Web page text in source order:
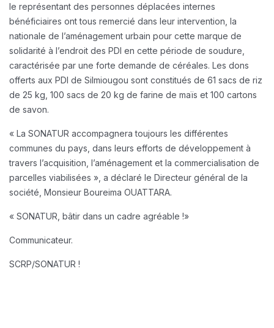
le représentant des personnes déplacées internes
bénéficiaires ont tous remercié dans leur intervention, la
nationale de l’aménagement urbain pour cette marque de
solidarité à l’endroit des PDI en cette période de soudure,
caractérisée par une forte demande de céréales. Les dons
offerts aux PDI de Silmiougou sont constitués de 61 sacs de riz
de 25 kg, 100 sacs de 20 kg de farine de maïs et 100 cartons
de savon.
« La SONATUR accompagnera toujours les différentes
communes du pays, dans leurs efforts de développement à
travers l’acquisition, l’aménagement et la commercialisation de
parcelles viabilisées », a déclaré le Directeur général de la
société, Monsieur Boureima OUATTARA.
« SONATUR, bâtir dans un cadre agréable !»
Communicateur.
SCRP/SONATUR !